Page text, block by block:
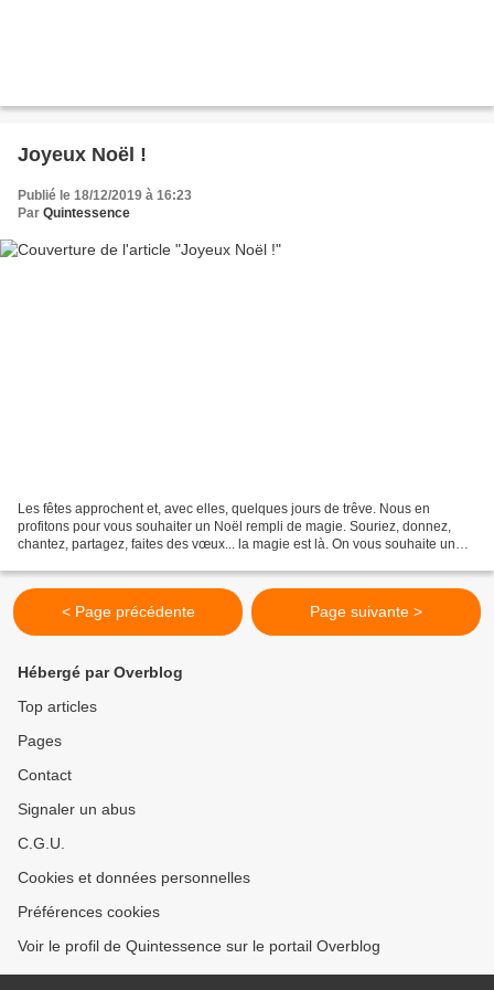
Joyeux Noël !
Publié le 18/12/2019 à 16:23
Par Quintessence
Les fêtes approchent et, avec elles, quelques jours de trêve. Nous en
profitons pour vous souhaiter un Noël rempli de magie. Souriez, donnez,
chantez, partagez, faites des vœux... la magie est là. On vous souhaite un
< Page précédente Page suivante >
Hébergé par Overblog
Top articles
Pages
Contact
Signaler un abus
C.G.U.
Cookies et données personnelles
Préférences cookies
Voir le profil de Quintessence sur le portail Overblog